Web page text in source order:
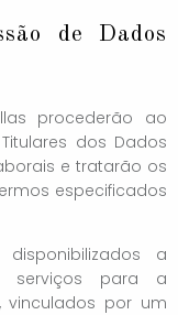
de Dados
procederão ao
dos Dados
e tratarão os
especificados
a
serviços para a
vinculados por um